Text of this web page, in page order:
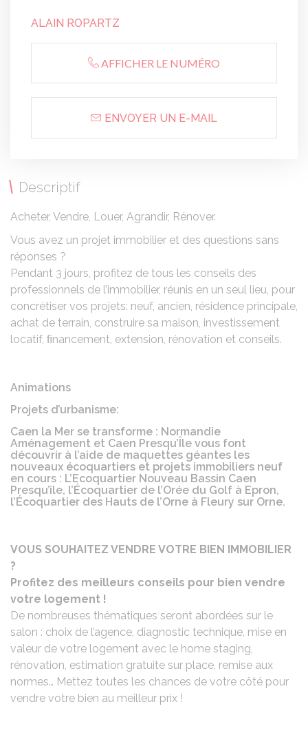
ALAIN ROPARTZ
AFFICHER LE NUMÉRO
ENVOYER UN E-MAIL
Descriptif
Acheter, Vendre, Louer, Agrandir, Rénover.
Vous avez un projet immobilier et des questions sans
réponses ?
Pendant 3 jours, profitez de tous les conseils des
professionnels de l’immobilier, réunis en un seul lieu, pour
concrétiser vos projets: neuf, ancien, résidence principale,
achat de terrain, construire sa maison, investissement
locatif, ﬁnancement, extension, rénovation et conseils.
Animations
Projets d’urbanisme:
Caen la Mer se transforme : Normandie
Aménagement et Caen Presqu’Île vous font
découvrir à l’aide de maquettes géantes les
nouveaux écoquartiers et projets immobiliers neuf
en cours : L’Ecoquartier Nouveau Bassin Caen
Presqu’ile, l’Écoquartier de l’Orée du Golf à Epron,
l’Écoquartier des Hauts de l’Orne à Fleury sur Orne.
VOUS SOUHAITEZ VENDRE VOTRE BIEN IMMOBILIER
?
Profitez des meilleurs conseils pour bien vendre
votre logement !
De nombreuses thématiques seront abordées sur le
salon : choix de l’agence, diagnostic technique, mise en
valeur de votre logement avec le home staging,
rénovation, estimation gratuite sur place, remise aux
normes… Mettez toutes les chances de votre côté pour
vendre votre bien au meilleur prix !